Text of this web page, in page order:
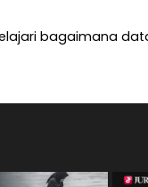
bagaimana